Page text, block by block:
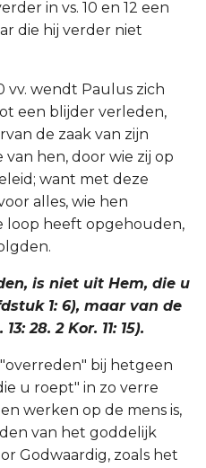
in vs. 10 en 12 een
die hij verder niet
vv. wendt Paulus zich
een blijder verleden,
de zaak van zijn
van hen, door wie zij op
want met deze
alles, wie hen
loop heeft opgehouden,
is niet uit Hem, die u
1: 6), maar van de
28. 2 Kor. 11: 15).
bij hetgeen
u roept" in zo verre
werken op de mens is,
van het goddelijk
Godwaardig, zoals het